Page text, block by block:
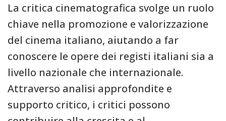
La critica cinematografica svolge un ruolo
chiave nella promozione e valorizzazione
del cinema italiano, aiutando a far
conoscere le opere dei registi italiani sia a
livello nazionale che internazionale.
Attraverso analisi approfondite e
supporto critico, i critici possono